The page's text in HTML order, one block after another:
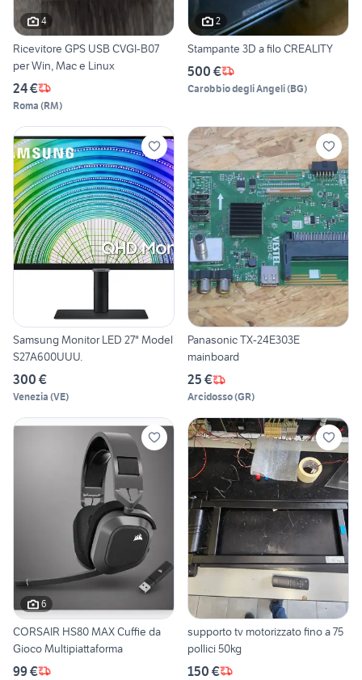
4
Ricevitore GPS USB CVGI-B07
per Win, Mac e Linux
24 €
Roma (RM)
2
Stampante 3D a filo CREALITY
500 €
Carobbio degli Angeli(BG)
Samsung Monitor LED 27" Model
S27A600UUU.
300 €
Venezia (VE)
Panasonic TX-24E303E
mainboard
25 €
Arcidosso(GR)
6
CORSAIR HS80 MAX Cuffie da
Gioco Multipiattaforma
99 €
supporto tv motorizzato fino a 75
pollici 50kg
150 €